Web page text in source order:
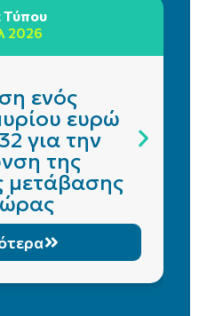
Τύπου
2026
ενός
ευρώ
για την
της
μετάβασης